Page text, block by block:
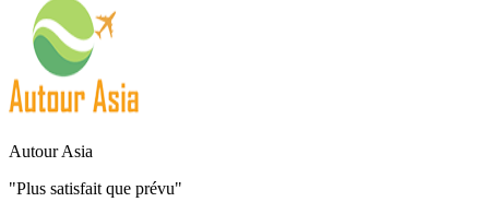
Autour Asia
"Plus satisfait que prévu"